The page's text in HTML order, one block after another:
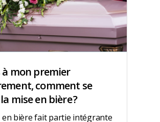
à mon premier
comment se
mise en bière ?
en bière fait partie intégrante